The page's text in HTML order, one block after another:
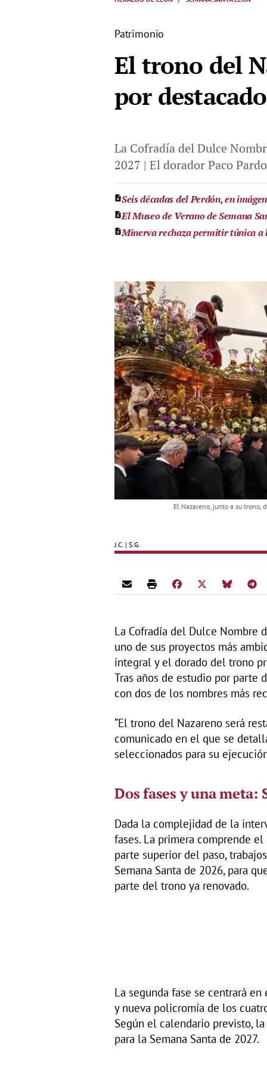
Patrimonio
El trono del
por
La Cofradía del Dulce
2027 | El dorador Paco
Seis décadas del Perdón, en
El Museo de Verano de Semana
Minerva rechaza permitir túnica a
El Nazareno, junto a su trono,
J.C. | S.G.
La Cofradía del Dulce Nombre
uno de sus proyectos más
integral y el dorado del trono
Tras años de estudio por parte
con dos de los nombres más
“El trono del Nazareno será
comunicado en el que se
seleccionados para su
Dos fases y una meta:
Dada la complejidad de la
fases. La primera comprende
parte superior del paso,
Semana Santa de 2026, para
parte del trono ya renovado.
La segunda fase se centrará
y nueva policromía de los
Según el calendario previsto,
para la Semana Santa de 2027.